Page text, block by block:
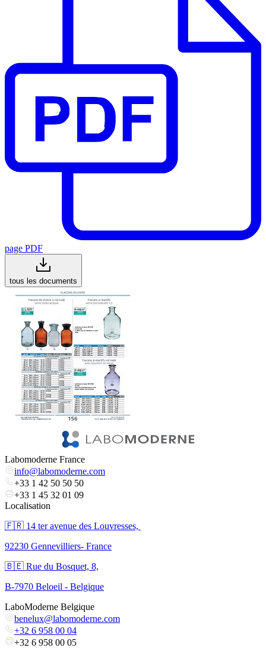
page PDF
tous les documents
Labomoderne France
info@labomoderne.com
+33 1 42 50 50 50
+33 1 45 32 01 09
Localisation
🇫🇷 ​14 ter avenue des Louvresses,
92230 Gennevilliers- France
🇧🇪 Rue du Bosquet, 8,
B-7970 Beloeil - Belgique
LaboModerne Belgique
benelux@labomoderne.com
+32 6 958 00 04
+32 6 958 00 05